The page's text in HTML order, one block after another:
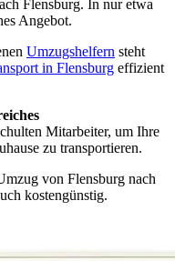
Flensburg. In nur etwa
Angebot.
Umzugshelfern steht
in Flensburg effizient
Mitarbeiter, um Ihre
zu transportieren.
von Flensburg nach
kostengünstig.